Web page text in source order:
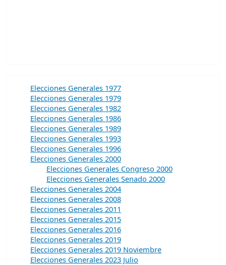
Elecciones Generales 1977
Elecciones Generales 1979
Elecciones Generales 1982
Elecciones Generales 1986
Elecciones Generales 1989
Elecciones Generales 1993
Elecciones Generales 1996
Elecciones Generales 2000
Elecciones Generales Congreso 2000
Elecciones Generales Senado 2000
Elecciones Generales 2004
Elecciones Generales 2008
Elecciones Generales 2011
Elecciones Generales 2015
Elecciones Generales 2016
Elecciones Generales 2019
Elecciones Generales 2019 Noviembre
Elecciones Generales 2023 Julio